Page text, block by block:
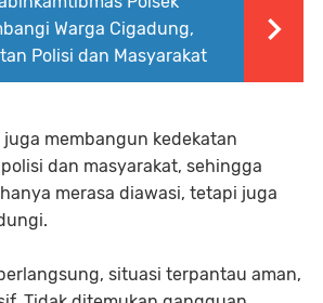
Warga Cigadung,
Polisi dan Masyarakat
membangun kedekatan
dan masyarakat, sehingga
merasa diawasi, tetapi juga
situasi terpantau aman,